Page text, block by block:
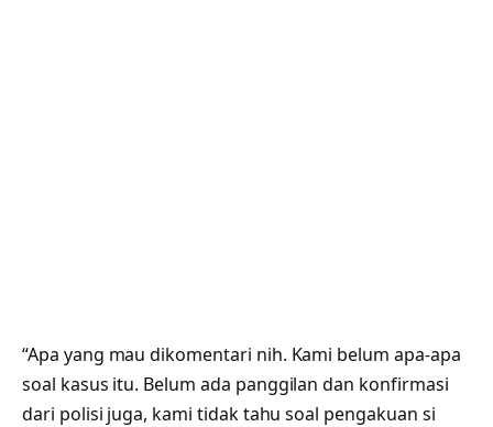
“Apa yang mau dikomentari nih. Kami belum apa-apa
soal kasus itu. Belum ada panggilan dan konfirmasi
dari polisi juga, kami tidak tahu soal pengakuan si